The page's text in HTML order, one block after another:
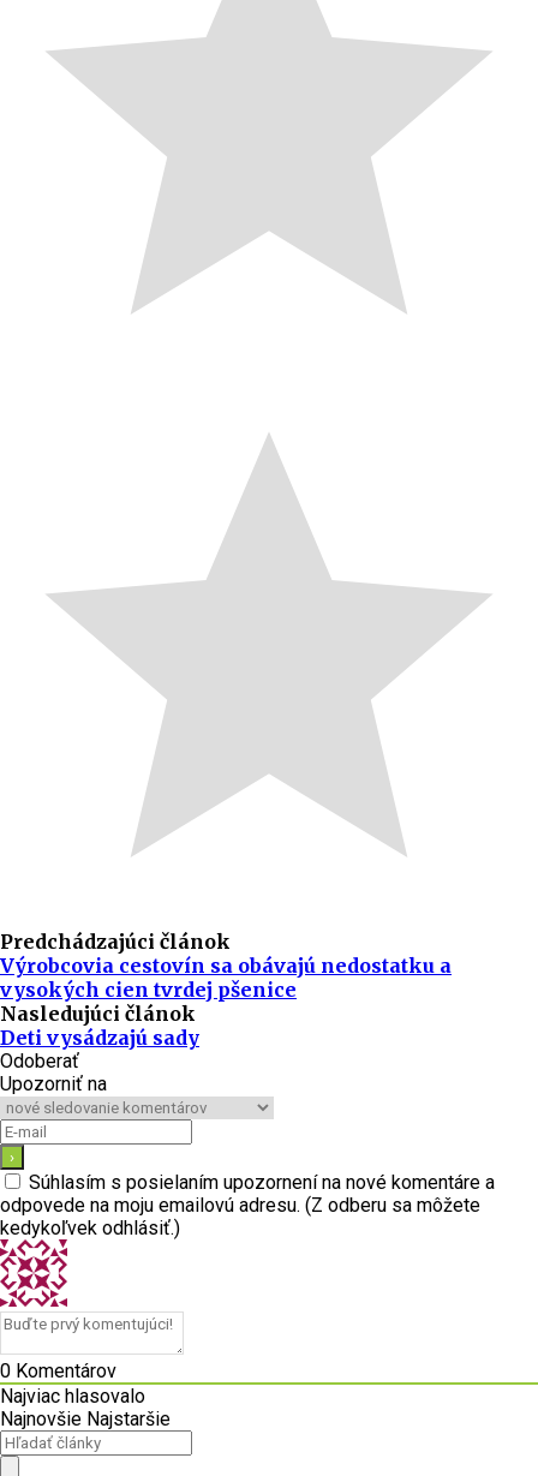
Predchádzajúci článok
Výrobcovia cestovín sa obávajú nedostatku a
vysokých cien tvrdej pšenice
Nasledujúci článok
Deti vysádzajú sady
Odoberať
Upozorniť na
Súhlasím s posielaním upozornení na nové komentáre a
odpovede na moju emailovú adresu. (Z odberu sa môžete
kedykoľvek odhlásiť.)
0 Komentárov
Najviac hlasovalo
Najnovšie Najstaršie